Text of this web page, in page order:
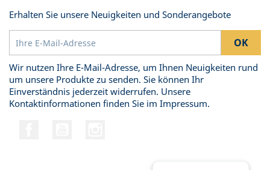
Erhalten Sie unsere Neuigkeiten und Sonderangebote
Wir nutzen Ihre E-Mail-Adresse, um Ihnen Neuigkeiten rund
um unsere Produkte zu senden. Sie können Ihr
Einverständnis jederzeit widerrufen. Unsere
Kontaktinformationen finden Sie im Impressum.